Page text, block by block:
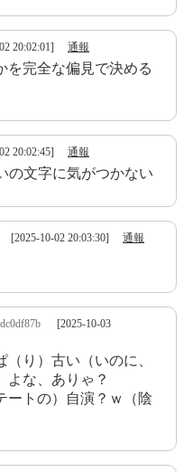
20:02:01] 通報
を完全な偏見で決める
20:02:45] 通報
の文字に気がつかない
[2025-10-02 20:03:30] 通報
[2025-10-03
（り）古い（いのに、
よな、ありゃ？
ートの）自演？ｗ（陰